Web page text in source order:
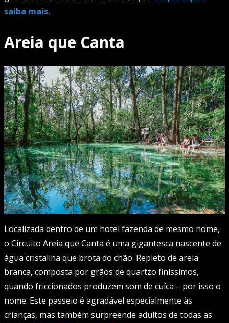
saiba mais.
Areia que Canta
Localizada dentro de um hotel fazenda de mesmo nome,
o Circuito Areia que Canta é uma gigantesca nascente de
água cristalina que brota do chão. Repleto de areia
branca, composta por grãos de quartzo finíssimos,
quando friccionados produzem som de cuíca – por isso o
nome. Este passeio é agradável especialmente às
crianças, mas também surpreende adultos de todas as